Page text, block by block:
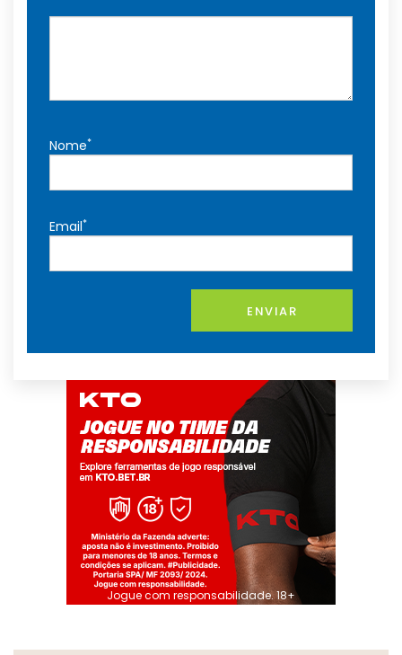
Nome*
Email*
ENVIAR
Jogue com responsabilidade. 18+